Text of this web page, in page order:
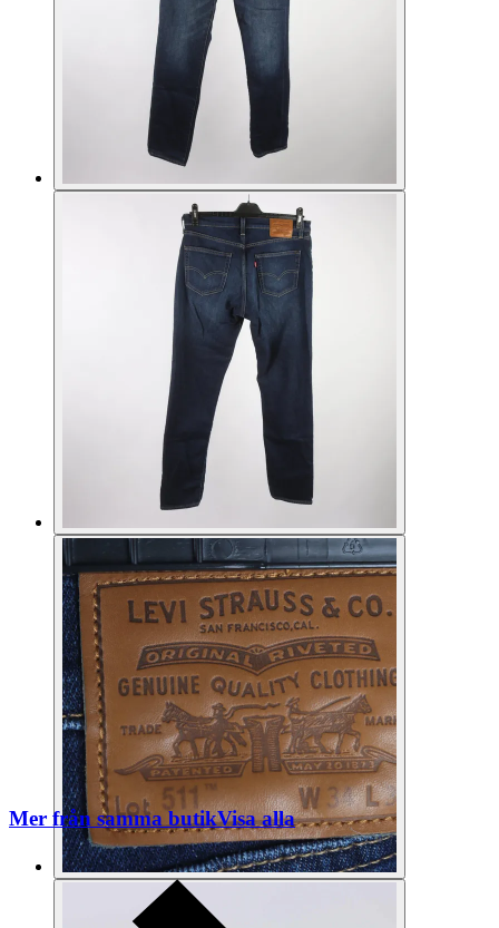
Mer från samma butikVisa alla